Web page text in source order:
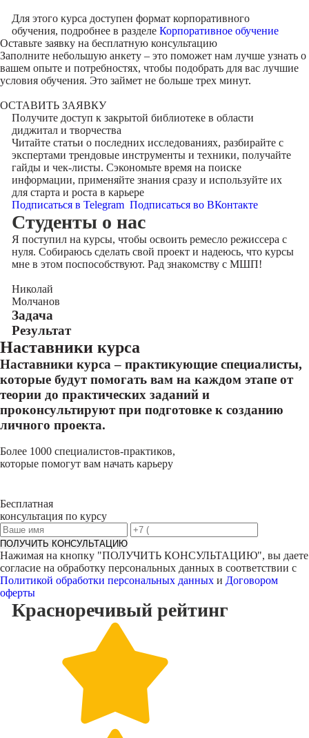
Для этого курса доступен формат корпоративного
обучения, подробнее в разделе Корпоративное обучение
Оставьте заявку на бесплатную консультацию
Заполните небольшую анкету – это поможет нам лучше узнать о
вашем опыте и потребностях, чтобы подобрать для вас лучшие
условия обучения. Это займет не больше трех минут.
ОСТАВИТЬ ЗАЯВКУ
Получите доступ к закрытой библиотекев области
диджитал и творчества
Читайте статьи о последних исследованиях, разбирайте с
экспертами трендовые инструменты и техники, получайте
гайды и чек-листы. Сэкономьте время на поиске
информации, применяйте знания сразу и используйте их
для старта и роста в карьере
Подписаться в Telegram Подписаться во ВКонтакте
Cтуденты о нас
Я поступил на курсы, чтобы освоить ремесло режиссера с
нуля. Собираюсь сделать свой проект и надеюсь, что курсы
мне в этом поспособствуют. Рад знакомству с МШП!
Николай
Молчанов
Задача
Результат
Наставники курса
Наставники курса – практикующие специалисты,
которые будут помогать вам на каждом этапе от
теории до практических заданий и
проконсультируют при подготовке к созданию
личного проекта.
Более 1000 специалистов-практиков,
которые помогут вам начать карьеру
Бесплатная
консультация по курсу
ПОЛУЧИТЬ КОНСУЛЬТАЦИЮ
Нажимая на кнопку "ПОЛУЧИТЬ КОНСУЛЬТАЦИЮ", вы даете
согласие на обработку персональных данных в соответствии с
Политикой обработки персональных данных и Договором
оферты
Красноречивый рейтинг